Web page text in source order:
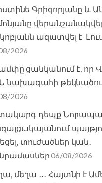
Գրիգորյանը և
ազատվել է.
2026
ցանկանում է, որ
նախագահի
2026
դեպք
տուժածներ կան․
06/08/2026
մեղա ․․․ Հայտնի է